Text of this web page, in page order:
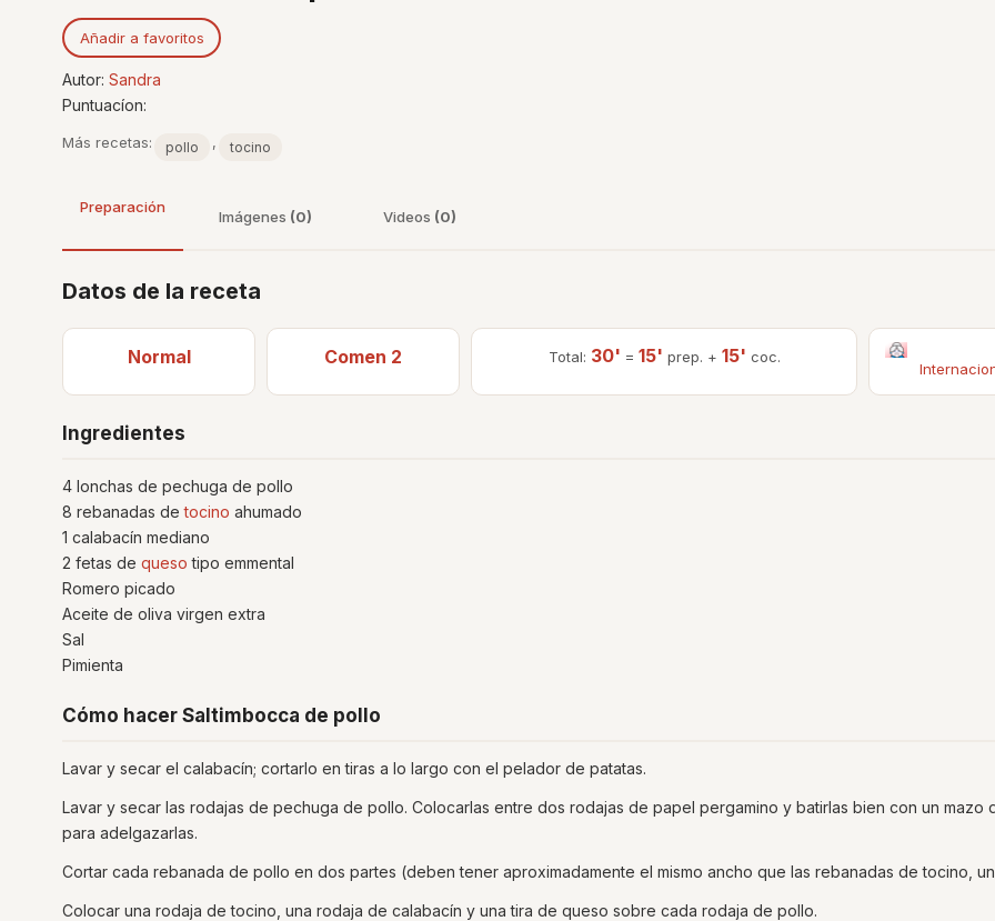
Añadir a favoritos
Autor: Sandra
Puntuacíon:
Más recetas: pollo , tocino
Preparación
Imágenes (0) Videos (0)
Datos de la receta
Normal Comen 2 Total: 30' = 15' prep. + 15' coc.
Ingredientes
4 lonchas de pechuga de pollo
8 rebanadas detocino ahumado
1 calabacín mediano
2 fetas de queso tipo emmental
Romero picado
Aceite de oliva virgen extra
Sal
Pimienta
Cómo hacer Saltimbocca de pollo
Lavar y secar el calabacín; cortarlo en tiras a lo largo con el pelador de patatas.
Lavar y secar las rodajas de pechuga de pollo. Colocarlas entre dos rodajas de papel pergamino y batirlas bien con un mazo
para adelgazarlas.
Cortar cada rebanada de pollo en dos partes (deben tener aproximadamente el mismo ancho que las rebanadas de tocino,
Colocar una rodaja de tocino, una rodaja de calabacín y una tira de queso sobre cada rodaja de pollo.